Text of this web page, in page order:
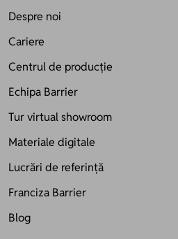
Despre noi
Cariere
Centrul de producție
Echipa Barrier
Tur virtual showroom
Materiale digitale
Lucrări de referință
Franciza Barrier
Blog